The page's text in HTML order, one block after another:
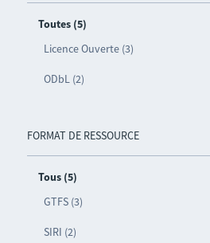
Toutes (5)
Licence Ouverte (3)
ODbL (2)
FORMAT DE RESSOURCE
Tous (5)
GTFS (3)
SIRI (2)